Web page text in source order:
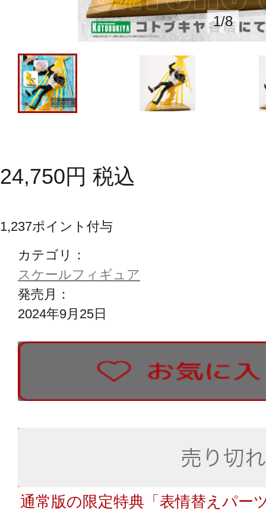
1/8
24,750円 税込
1,237ポイント付与
カテゴリ：
スケールフィギュア
発売月：
2024年9月25日
通常版の限定特典「表情替えパー